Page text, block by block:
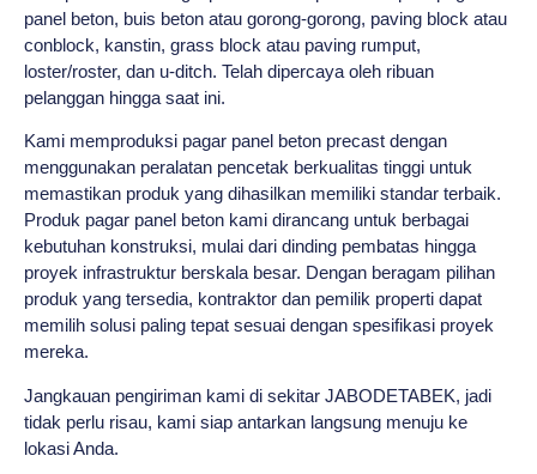
panel beton, buis beton atau gorong-gorong, paving block atau
conblock, kanstin, grass block atau paving rumput,
loster/roster, dan u-ditch. Telah dipercaya oleh ribuan
pelanggan hingga saat ini.
Kami memproduksi pagar panel beton precast dengan
menggunakan peralatan pencetak berkualitas tinggi untuk
memastikan produk yang dihasilkan memiliki standar terbaik.
Produk pagar panel beton kami dirancang untuk berbagai
kebutuhan konstruksi, mulai dari dinding pembatas hingga
proyek infrastruktur berskala besar. Dengan beragam pilihan
produk yang tersedia, kontraktor dan pemilik properti dapat
memilih solusi paling tepat sesuai dengan spesifikasi proyek
mereka.
Jangkauan pengiriman kami di sekitar JABODETABEK, jadi
tidak perlu risau, kami siap antarkan langsung menuju ke
lokasi Anda.